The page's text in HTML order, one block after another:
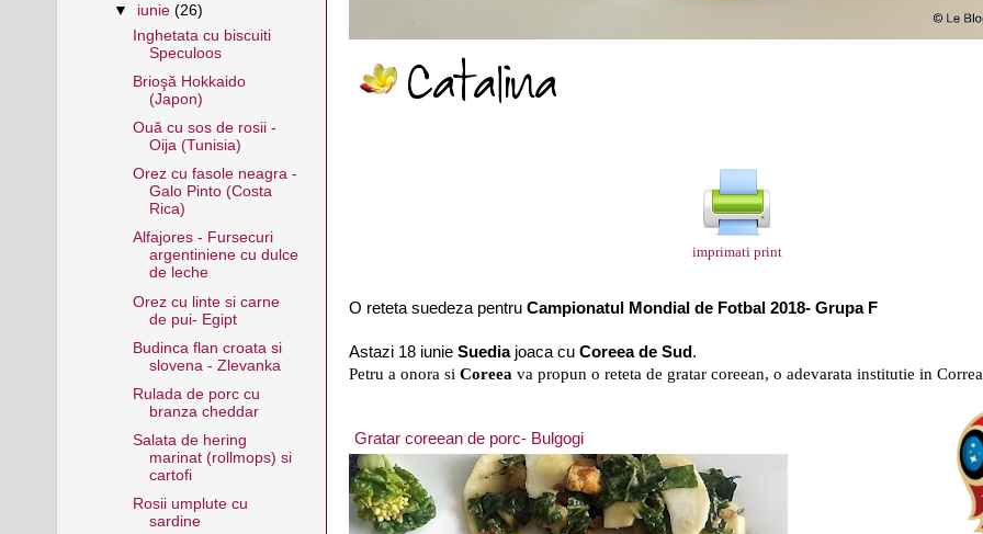
imprimati print
O reteta suedeza pentru Campionatul Mondial de Fotbal 2018- Grupa F
Astazi 18 iunie Suediajoaca cu Coreea de Sud .
Petru a onora si Coreea va propun o reteta de gratar coreean, o adevarata institutie in
Gratar coreean de porc- Bulgogi
▼ iunie(26)
Inghetata cu biscuiti
Speculoos
Brioşă Hokkaido
(Japon)
Ouă cu sos de rosii -
Oija (Tunisia)
Orez cu fasole neagra -
Galo Pinto (Costa
Rica)
Alfajores - Fursecuri
argentiniene cu dulce
de leche
Orez cu linte si carne
de pui- Egipt
Budinca flan croata si
slovena - Zlevanka
Rulada de porc cu
branza cheddar
Salata de hering
marinat (rollmops) si
cartofi
Rosii umplute cu
sardine